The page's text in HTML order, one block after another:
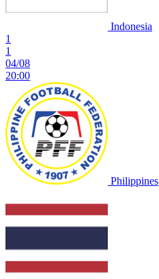
Indonesia
1
1
04/08
20:00
Philippines